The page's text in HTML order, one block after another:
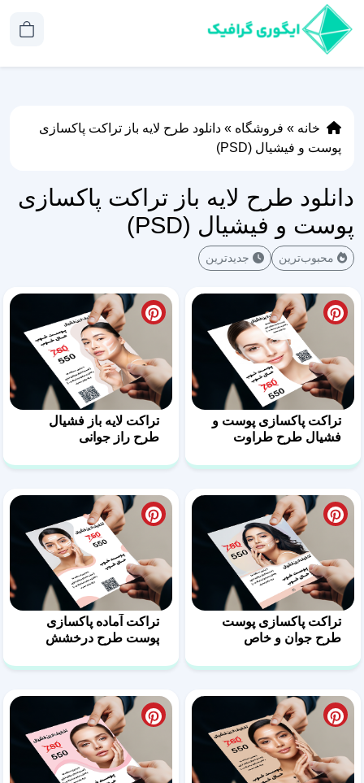
خانه » فروشگاه » دانلود طرح لایه باز تراکت پاکسازی
پوست و فیشیال (PSD)
دانلود طرح لایه باز تراکت پاکسازی
پوست و فیشیال (PSD)
محبوب‌ترین جدیدترین
تراکت پاکسازی پوست و
فشیال طرح طراوت
تراکت لایه باز فشیال
طرح راز جوانی
تراکت پاکسازی پوست
طرح جوان و خاص
تراکت آماده پاکسازی
پوست طرح درخشش